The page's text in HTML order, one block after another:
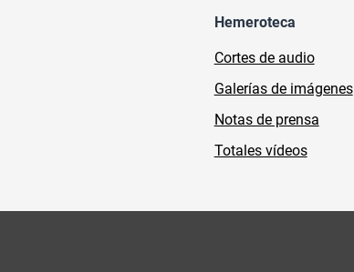
Hemeroteca
Cortes de audio
Galerías de imágenes
Notas de prensa
Totales vídeos